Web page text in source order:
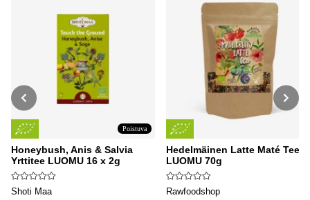
Poistuva
Honeybush, Anis & Salvia
Yrttitee LUOMU 16 x 2g
Shoti Maa
Hedelmäinen Latte Maté Tee
LUOMU 70g
Rawfoodshop